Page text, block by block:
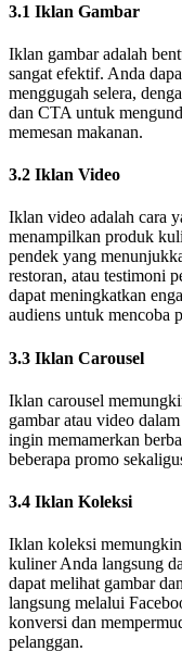
3.1 Iklan Gambar
Iklan gambar adalah
sangat efektif. Anda
menggugah selera,
dan CTA untuk
memesan makanan.
3.2 Iklan Video
Iklan video adalah cara
menampilkan produk
pendek yang
restoran, atau testimoni
dapat meningkatkan
audiens untuk mencoba
3.3 Iklan Carousel
Iklan carousel
gambar atau video
ingin memamerkan
beberapa promo
3.4 Iklan Koleksi
Iklan koleksi
kuliner Anda langsung
dapat melihat gambar
langsung melalui
konversi dan
pelanggan.